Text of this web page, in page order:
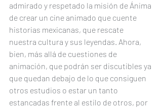
admirado y respetado la misión de Ánima
de crear un cine animado que cuente
historias mexicanas, que rescate
nuestra cultura y sus leyendas. Ahora,
bien, más allá de cuestiones de
animación, que podrán ser discutibles ya
que quedan debajo de lo que consiguen
otros estudios o estar un tanto
estancadas frente al estilo de otros, por